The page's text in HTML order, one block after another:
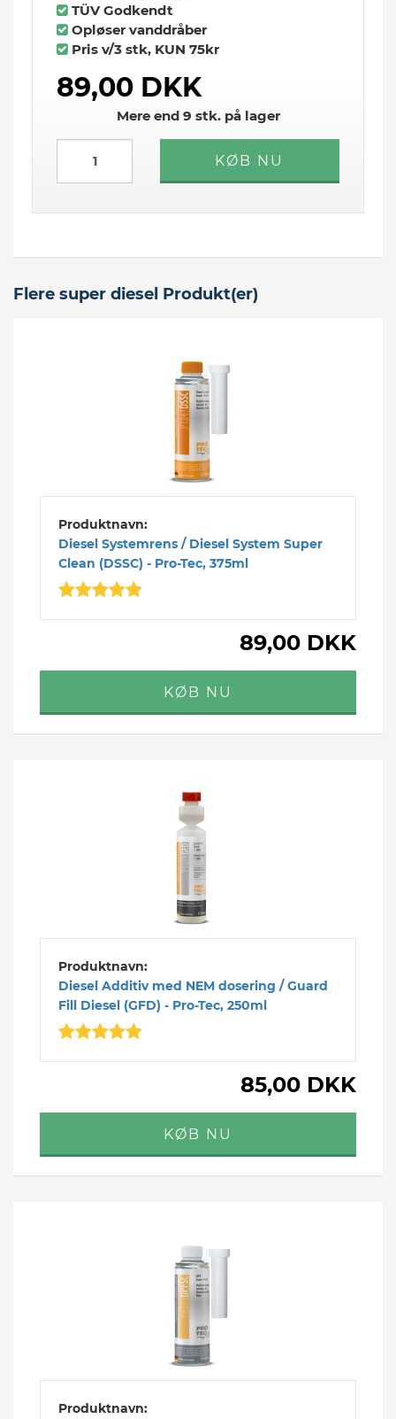
TÜV Godkendt
Opløser vanddråber
Pris v/3 stk, KUN 75kr
89,00 DKK
Mere end 9 stk. på lager
Flere super diesel Produkt(er)
Produktnavn:
Diesel Systemrens / Diesel System Super
Clean (DSSC) - Pro-Tec, 375ml
89,00 DKK
Produktnavn:
Diesel Additiv med NEM dosering / Guard
Fill Diesel (GFD) - Pro-Tec, 250ml
85,00 DKK
Produktnavn: